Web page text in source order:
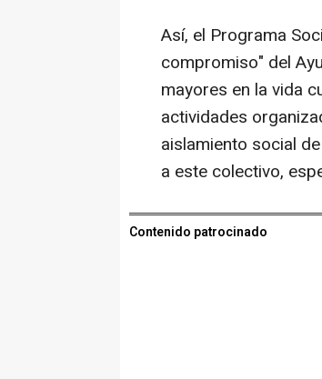
Así, el Programa
compromiso" del
mayores en la vida
actividades
aislamiento social
a este colectivo,
Contenido patrocinado